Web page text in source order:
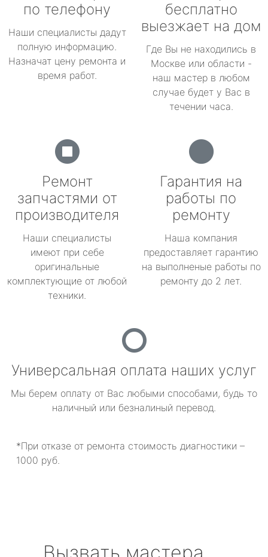
по телефону
Наши специалисты дадут
полную информацию.
Назначат цену ремонта и
время работ.
бесплатно
выезжает на дом
Где Вы не находились в
Москве или области -
наш мастер в любом
случае будет у Вас в
течении часа.
Ремонт
запчастями от
производителя
Наши специалисты
имеют при себе
оригинальные
комплектующие от любой
техники.
Гарантия на
работы по
ремонту
Наша компания
предоставляет гарантию
на выполненые работы по
ремонту до 2 лет.
Универсальная оплата наших услуг
Мы берем оплату от Вас любыми способами, будь то
наличный или безналиный перевод.
*При отказе от ремонта стоимость диагностики –
1000 руб.